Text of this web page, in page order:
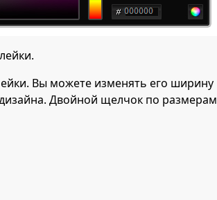
Вы можете изменять его ширину
Двойной щелчок по размерам